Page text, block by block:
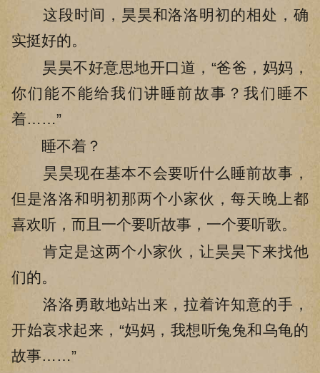
这段时间，昊昊和洛洛明初的相处，确
实挺好的。
昊昊不好意思地开口道，“爸爸，妈妈，
你们能不能给我们讲睡前故事？我们睡不
着……”
睡不着？
昊昊现在基本不会要听什么睡前故事，
但是洛洛和明初那两个小家伙，每天晚上都
喜欢听，而且一个要听故事，一个要听歌。
肯定是这两个小家伙，让昊昊下来找他
们的。
洛洛勇敢地站出来，拉着许知意的手，
开始哀求起来，“妈妈，我想听兔兔和乌龟的
故事……”